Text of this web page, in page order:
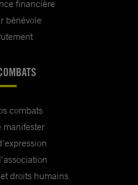
financière
bénévole
combats
manifester
droits humains